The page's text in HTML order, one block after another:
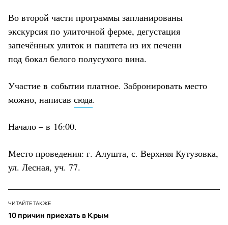
Во второй части программы запланированы
экскурсия по улиточной ферме, дегустация
запечённых улиток и паштета из их печени
под бокал белого полусухого вина.
Участие в событии платное. Забронировать место
можно, написав сюда.
Начало – в 16:00.
Место проведения: г. Алушта, с. Верхняя Кутузовка,
ул. Лесная, уч. 77.
ЧИТАЙТЕ ТАКЖЕ
10 причин приехать в Крым